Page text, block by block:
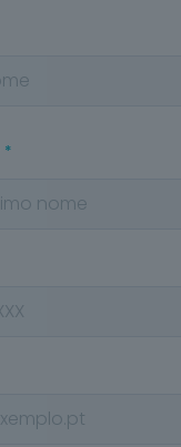
*